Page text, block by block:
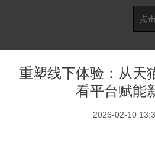
重塑线下体验：从天
看平台赋能
2026-02-10